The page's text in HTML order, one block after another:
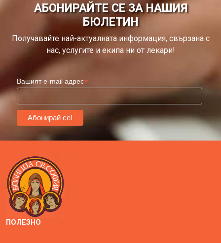
АБОНИРАЙТЕ СЕ ЗА НАШИЯ
БЮЛЕТИН
Получавайте най-актуалната информация, свързана с
нас, услугите и екипа ни от лекари!
Вашият e-mail адрес*
ПОЛЕЗНО